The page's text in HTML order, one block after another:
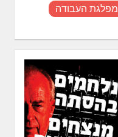
מפלגת העבודה